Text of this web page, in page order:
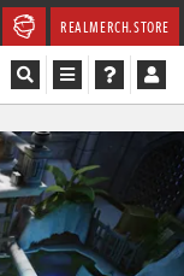
REALMERCH.STORE